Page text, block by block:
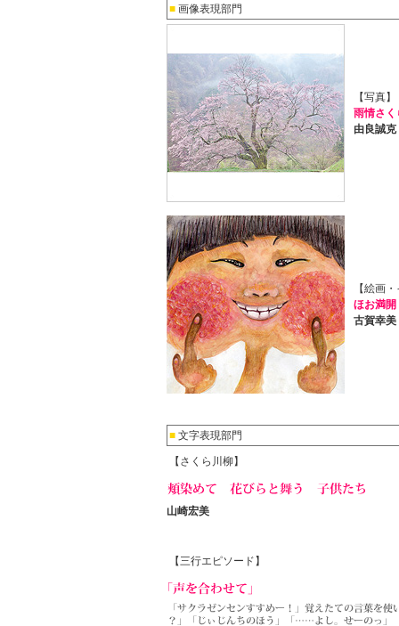
■ 画像表現部門
【写真】
雨情さく
由良誠克
【絵画
ほお満開
古賀幸美
■ 文字表現部門
【さくら川柳】
山崎宏美
【三行エピソード】